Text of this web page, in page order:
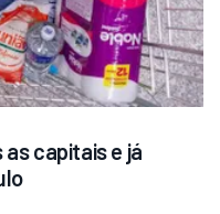
capitais e já